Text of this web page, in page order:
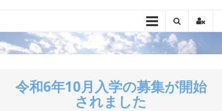
令和6年10月入学の募集が開始
されました